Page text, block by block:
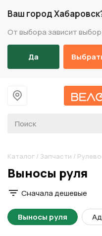
Ваш город
От выбора зависит
Да
Каталог / Запчасти /
Разделы каталога
Выносы руля
Сначала дешевые
Выносы руля